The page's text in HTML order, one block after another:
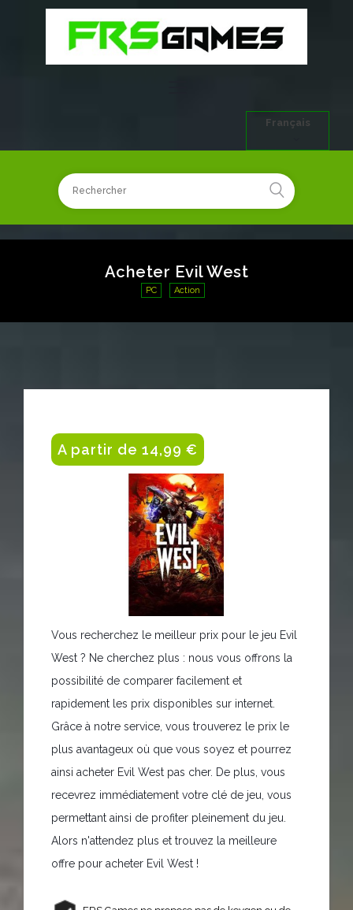
Français
Acheter Evil West
PC Action
A partir de 14,99 €
Vous recherchez le meilleur prix pour le jeu Evil
West ? Ne cherchez plus : nous vous offrons la
possibilité de comparer facilement et
rapidement les prix disponibles sur internet.
Grâce à notre service, vous trouverez le prix le
plus avantageux où que vous soyez et pourrez
ainsi acheter Evil West pas cher. De plus, vous
recevrez immédiatement votre clé de jeu, vous
permettant ainsi de profiter pleinement du jeu.
Alors n'attendez plus et trouvez la meilleure
offre pour acheter Evil West !